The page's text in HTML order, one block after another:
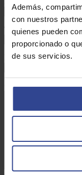
Además,
con nuestros
quienes pueden
proporcionado o
de sus servicios.
Teléfono:*
Email:*
Consulta:*